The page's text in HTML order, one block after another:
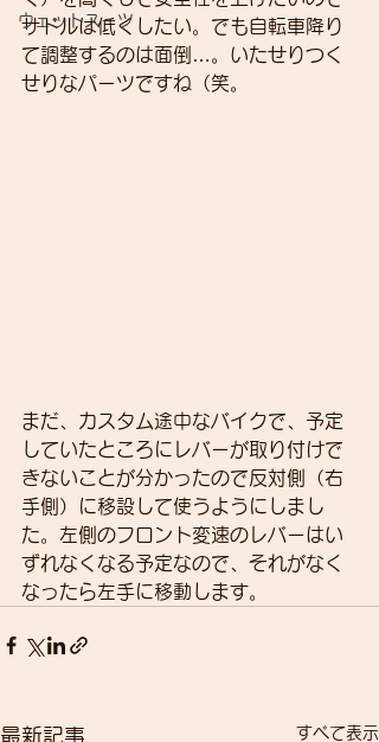
ウェットスーツ
サドルは低くしたい。でも自転車降り
て調整するのは面倒…。いたせりつく
せりなパーツですね（笑。
まだ、カスタム途中なバイクで、予定
していたところにレバーが取り付けで
きないことが分かったので反対側（右
手側）に移設して使うようにしまし
た。左側のフロント変速のレバーはい
ずれなくなる予定なので、それがなく
なったら左手に移動します。
最新記事 すべて表示